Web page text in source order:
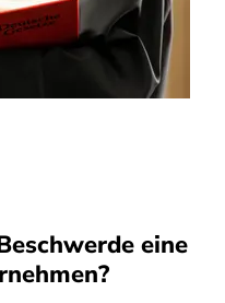
eine